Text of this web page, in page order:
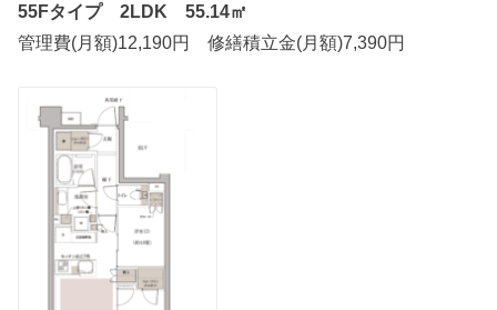
55Fタイプ 2LDK 55.14㎡
管理費(月額)12,190円 修繕積立金(月額)7,390円